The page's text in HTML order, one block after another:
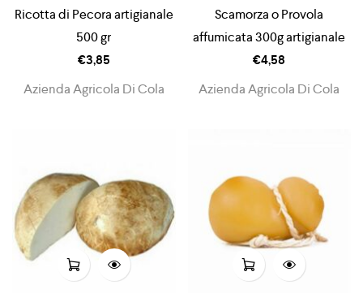
Ricotta di Pecora artigianale
500 gr
€3,85
Azienda Agricola Di Cola
Scamorza o Provola
affumicata 300g artigianale
€4,58
Azienda Agricola Di Cola